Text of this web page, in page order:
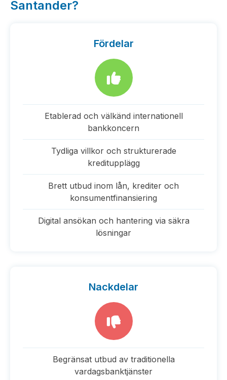
Santander?
Fördelar
Etablerad och välkänd internationell
bankkoncern
Tydliga villkor och strukturerade
kreditupplägg
Brett utbud inom lån, krediter och
konsumentfinansiering
Digital ansökan och hantering via säkra
lösningar
Nackdelar
Begränsat utbud av traditionella
vardagsbanktjänster